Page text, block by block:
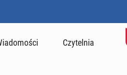
Czytelnia